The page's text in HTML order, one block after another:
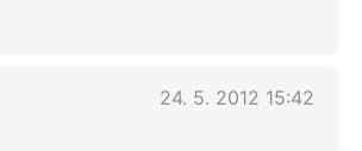
24. 5. 2012 15:42